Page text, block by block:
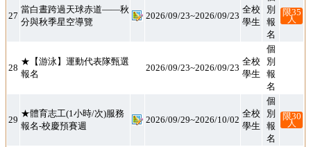
27
當白晝跨過天球赤道——秋
分與秋季星空導覽
2026/09/23~2026/09/23
全校
學生
名
限35
人
28
★【游泳】運動代表隊甄選
報名
2026/09/23~2026/09/23
全校
學生
個
別
報
名
29
★體育志工(1小時/次)服務
報名-校慶預賽週
2026/09/29~2026/10/02
全校
學生
個
別
報
名
限30
人